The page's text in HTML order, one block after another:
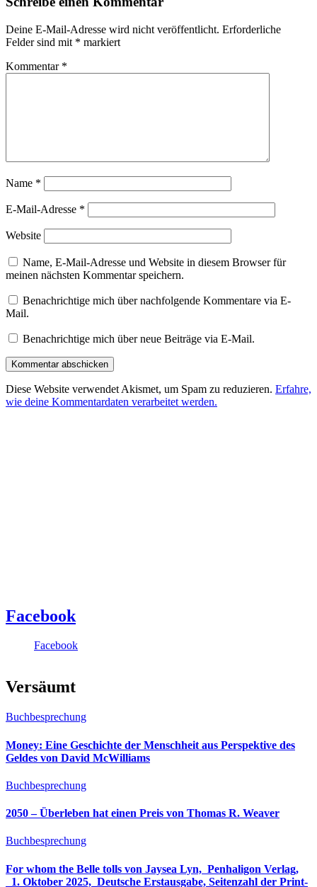
Deine E-Mail-Adresse wird nicht veröffentlicht. Erforderliche
Felder sind mit * markiert
Kommentar *
Name *
E-Mail-Adresse *
Website
Name, E-Mail-Adresse und Website in diesem Browser für
meinen nächsten Kommentar speichern.
Benachrichtige mich über nachfolgende Kommentare via E-
Mail.
Benachrichtige mich über neue Beiträge via E-Mail.
Diese Website verwendet Akismet, um Spam zu reduzieren. Erfahre,
wie deine Kommentardaten verarbeitet werden.
Facebook
Facebook
Versäumt
Buchbesprechung
Money: Eine Geschichte der Menschheit aus Perspektive des
Geldes von David McWilliams
Buchbesprechung
2050 – Überleben hat einen Preis von Thomas R. Weaver
Buchbesprechung
For whom the Belle tolls von Jaysea Lyn, ‎ Penhaligon Verlag,
‎ 1. Oktober 2025, ‎ Deutsche Erstausgabe, Seitenzahl der Print-